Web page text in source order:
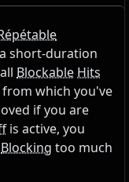
short-duration
all Blockable Hits
which you've
if you are
is active, you
Blocking too much